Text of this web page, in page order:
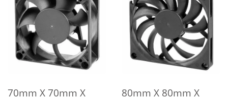
70mm X 70mm X
80mm X 80mm X